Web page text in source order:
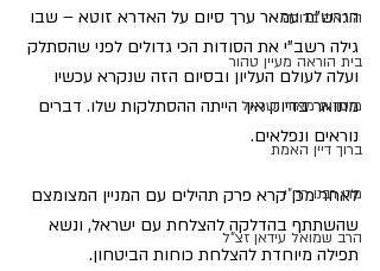
הוראה ברורה
בית הוראה מעיין טהור
מוסדות מאור ישראל
ברוך דיין האמת
מרן רבנו רה"י
הרב שמואל עידאן זצ"ל
הגרש”מ עמאר ערך סיום על האדרא זוטא – שבו
גילה רשב”י את הסודות הכי גדולים לפני שהסתלק
ועלה לעולם העליון ובסיום הזה שנקרא עכשיו
מתואר בדיוק איך הייתה ההסתלקות שלו. דברים
נוראים ונפלאים.
לאחר מכן קרא פרק תהילים עם המניין המצומצם
שהשתתף בהדלקה להצלחת עם ישראל, ונשא
תפילה מיוחדת להצלחת כוחות הביטחון.